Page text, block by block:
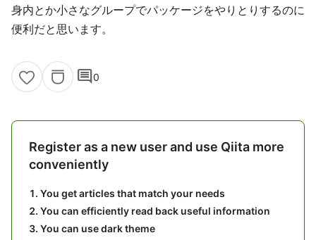
身内とか小さなグループでパッケージをやりとりするのに
便利だと思います。
comment0
Register as a new user and use Qiita more
conveniently
You get articles that match your needs
You can efficiently read back useful information
You can use dark theme